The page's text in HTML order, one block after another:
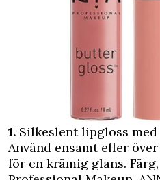
1. Silkeslent lipgloss
Använd ensamt eller
för en krämig glans.